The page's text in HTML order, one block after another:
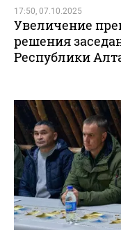
17:50, 07.10.2025
Увеличение
решения
Республики